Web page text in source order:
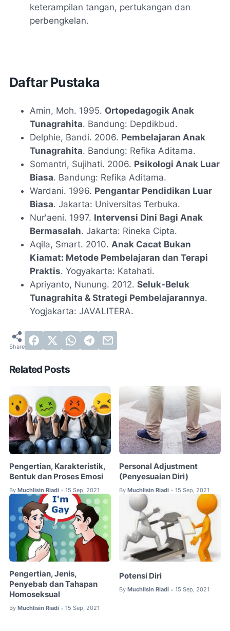
keterampilan tangan, pertukangan dan
perbengkelan.
Daftar Pustaka
Amin, Moh. 1995. Ortopedagogik Anak
Tunagrahita. Bandung: Depdikbud.
Delphie, Bandi. 2006. Pembelajaran Anak
Tunagrahita. Bandung: Refika Aditama.
Somantri, Sujihati. 2006. Psikologi Anak Luar
Biasa. Bandung: Refika Aditama.
Wardani. 1996. Pengantar Pendidikan Luar
Biasa. Jakarta: Universitas Terbuka.
Nur'aeni. 1997. Intervensi Dini Bagi Anak
Bermasalah. Jakarta: Rineka Cipta.
Aqila, Smart. 2010. Anak Cacat Bukan
Kiamat: Metode Pembelajaran dan Terapi
Praktis. Yogyakarta: Katahati.
Apriyanto, Nunung. 2012. Seluk-Beluk
Tunagrahita & Strategi Pembelajarannya.
Yogjakarta: JAVALITERA.
Related Posts
Pengertian, Karakteristik,
Bentuk dan Proses Emosi
By Muchlisin Riadi • 15 Sep, 2021
Personal Adjustment
(Penyesuaian Diri)
By Muchlisin Riadi • 15 Sep, 2021
Pengertian, Jenis,
Penyebab dan Tahapan
Homoseksual
By Muchlisin Riadi • 15 Sep, 2021
Potensi Diri
By Muchlisin Riadi • 15 Sep, 2021